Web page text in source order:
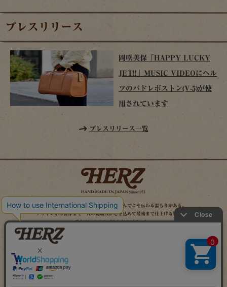
プレスリリース
岡咲美保「HAPPY LUCKY
JET!!」MUSIC VIDEOにヘル
ツのパドレボストン(V-5)が使
用されています
プレスリリース一覧
時を経てこそ解る味わいがある。使い込んでこそ伝わる温もりがある。
デザインから製作まで一人の鞄職人が心を込めて最後まで仕上げる鞄作り。
それがヘルツのブランドスピリット。
MAIL MAGAZINE
X（旧TWITTER）
YOUTUBE